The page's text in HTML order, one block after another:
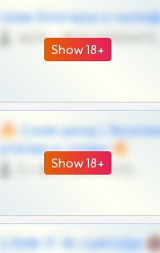
Show 18+
слив блогерш и
4675 •
Show 18+
🔥 Слив шкод |
утечки и сливы 🔥
СЛИВ ТГ 18 | ШКОДЫ